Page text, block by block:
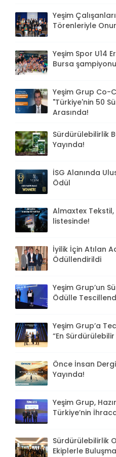
Yeşim
Törenleriyle
Yeşim Spor U14
Bursa
Yeşim Grup Co-
"Türkiye'nin 50
Arasında!
Sürdürülebilirlik
Yayında!
İSG Alanında
Ödül
Almaxtex Tekstil,
listesinde!
İyilik İçin Atılan
Ödüllendirildi
Yeşim Grup’un
Ödülle
Yeşim Grup’a
“En
Önce İnsan
Yayında!
Yeşim Grup,
Türkiye’nin
Sürdürülebilirlik
Ekiplerle Buluşma